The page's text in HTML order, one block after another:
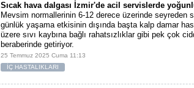
Sıcak hava dalgası İzmir'de acil servislerde
Mevsim normallerinin 6-12 derece üzerinde seyreden
günlük yaşama etkisinin dışında başta kalp damar
üzere sıvı kaybına bağlı rahatsızlıklar gibi pek çok
beraberinde getiriyor.
25 Temmuz 2025 Cuma 11:13
İÇ HASTALIKLARI